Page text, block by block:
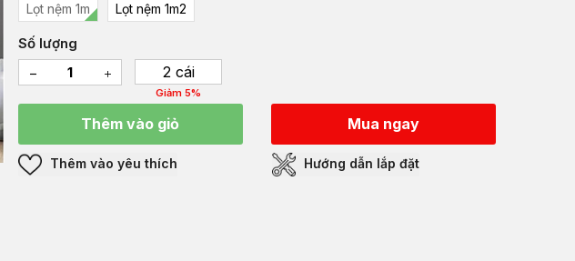
Lọt nệm 1m Lọt nệm 1m2
Số lượng
2 cái
Giảm 5%
Thêm vào giỏ Mua ngay
Thêm vào yêu thích Hướng dẫn lắp đặt